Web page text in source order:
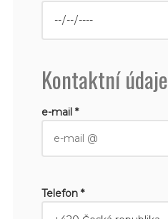
Kontaktní údaje
e-mail *
Telefon *